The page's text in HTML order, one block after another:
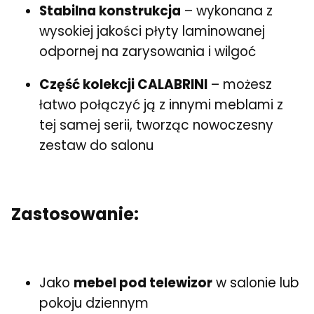
Stabilna konstrukcja – wykonana z
wysokiej jakości płyty laminowanej
odpornej na zarysowania i wilgoć
Część kolekcji CALABRINI – możesz
łatwo połączyć ją z innymi meblami z
tej samej serii, tworząc nowoczesny
zestaw do salonu
Zastosowanie:
Jako mebel pod telewizorw salonie lub
pokoju dziennym